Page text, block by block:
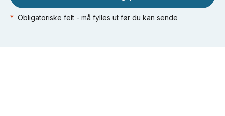
* Obligatoriske felt - må fylles ut før du kan sende